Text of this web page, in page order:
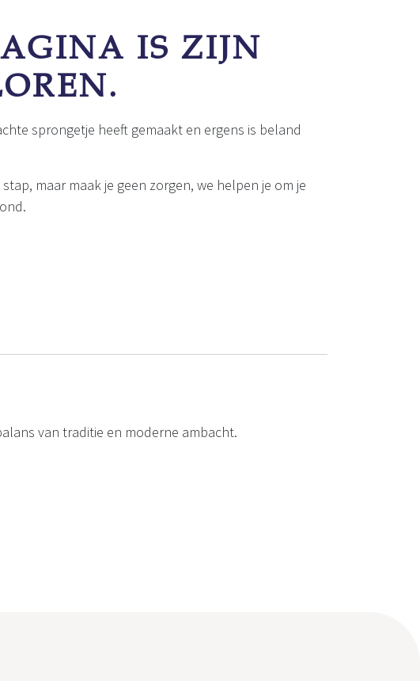
IS ZIJN
sprongetje heeft gemaakt en ergens is beland
maar maak je geen zorgen, we helpen je om je
van traditie en moderne ambacht.